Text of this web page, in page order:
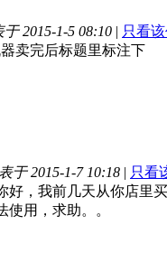
于 2015-1-5 08:10 | 只看
卖完后标题里标注下
于 2015-1-7 10:18 | 只看
好，我前几天从你店里
使用，求助。。